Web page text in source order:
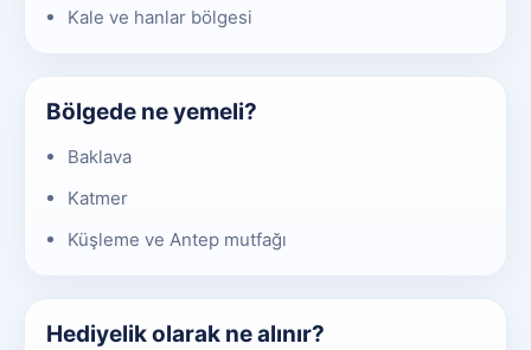
Kale ve hanlar bölgesi
Bölgede ne yemeli?
Baklava
Katmer
Küşleme ve Antep mutfağı
Hediyelik olarak ne alınır?